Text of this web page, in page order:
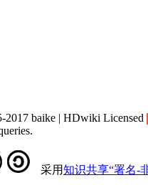
baike | HDwiki Licensed
采用知识共享“署名-